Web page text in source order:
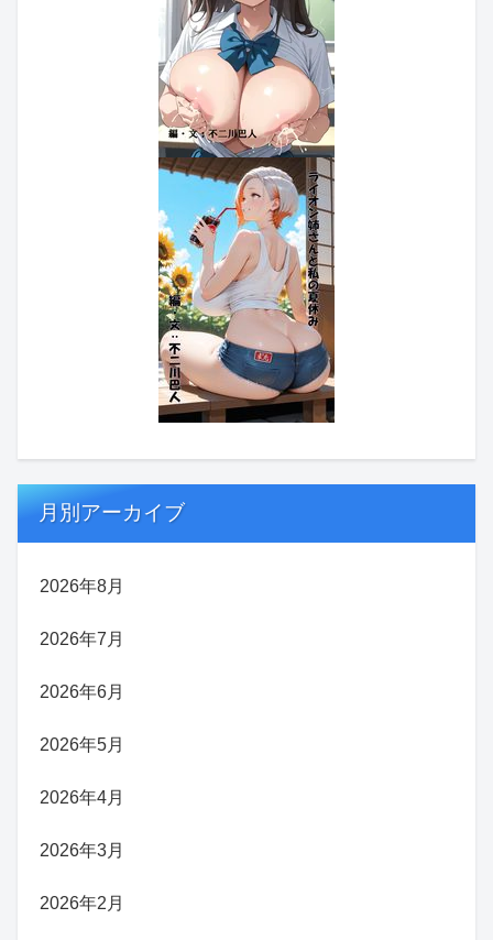
月別アーカイブ
2026年8月
2026年7月
2026年6月
2026年5月
2026年4月
2026年3月
2026年2月